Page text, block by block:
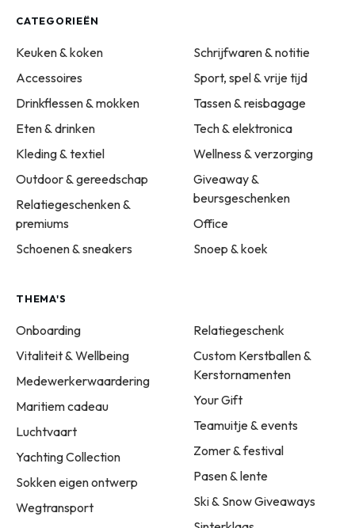
CATEGORIEËN
Keuken & koken
Accessoires
Drinkflessen & mokken
Eten & drinken
Kleding & textiel
Outdoor & gereedschap
Relatiegeschenken &
premiums
Schoenen & sneakers
Schrijfwaren & notitie
Sport, spel & vrije tijd
Tassen & reisbagage
Tech & elektronica
Wellness & verzorging
Giveaway &
beursgeschenken
Office
Snoep & koek
THEMA'S
Onboarding
Vitaliteit & Wellbeing
Medewerkerwaardering
Maritiem cadeau
Luchtvaart
Yachting Collection
Sokken eigen ontwerp
Wegtransport
Relatiegeschenk
Custom Kerstballen &
Kerstornamenten
Your Gift
Teamuitje & events
Zomer & festival
Pasen & lente
Ski & Snow Giveaways